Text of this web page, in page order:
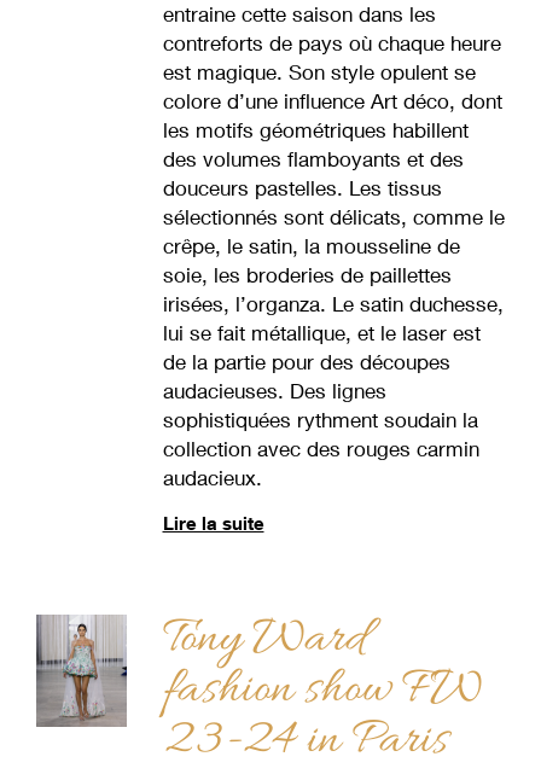
entraine cette saison dans les
contreforts de pays où chaque heure
est magique. Son style opulent se
colore d’une influence Art déco, dont
les motifs géométriques habillent
des volumes flamboyants et des
douceurs pastelles. Les tissus
sélectionnés sont délicats, comme le
crêpe, le satin, la mousseline de
soie, les broderies de paillettes
irisées, l’organza. Le satin duchesse,
lui se fait métallique, et le laser est
de la partie pour des découpes
audacieuses. Des lignes
sophistiquées rythment soudain la
collection avec des rouges carmin
audacieux.
Lire la suite
Tony Ward
fashion show FW
23-24 in Paris